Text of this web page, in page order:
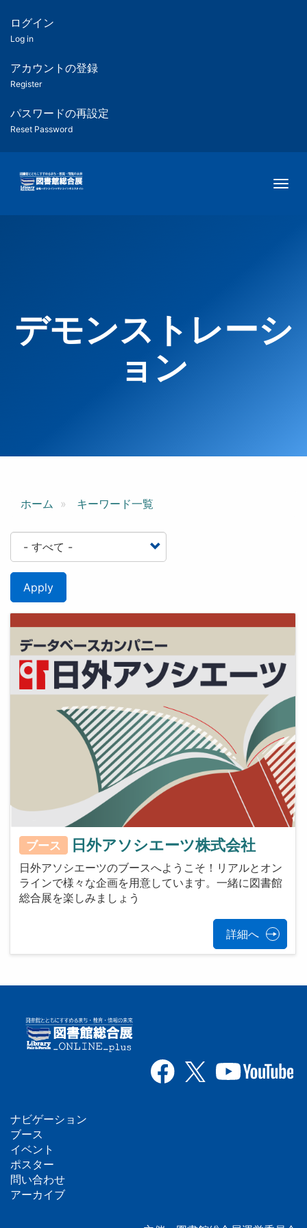
ツ
匿
名
ユ
ー
ー
用
メ
ログイン
Log in
アカウントの登録
Register
パスワードの再設定
Reset Password
デモンストレーシ
ョン
ホーム キーワード一覧
Apply
ブース 日外アソシエーツ株式会社
日外アソシエーツのブースへようこそ！リアルとオン
ラインで様々な企画を用意しています。一緒に図書館
総合展を楽しみましょう
詳細へ
フ
ッ
タ
ナビゲーション
ブース
イベント
ポスター
問い合わせ
アーカイブ